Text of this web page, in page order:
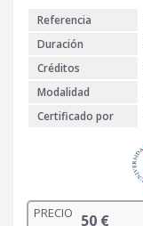
Referencia
Duración
Créditos
Modalidad
Certificado por
PRECIO 50 €